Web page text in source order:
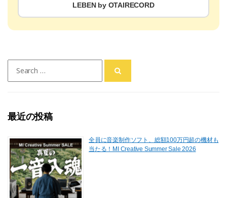
LEBEN by OTAIRECORD
for:
最近の投稿
全員に音楽制作ソフト、総額100万円超の機材も
当たる！MI Creative Summer Sale 2026